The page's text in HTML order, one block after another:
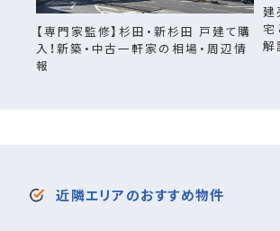
【専門家監修】杉田・新杉田 戸建て購
入！新築・中古一軒家の相場・周辺情
報
建
宅
解
近隣エリアのおすすめ物件